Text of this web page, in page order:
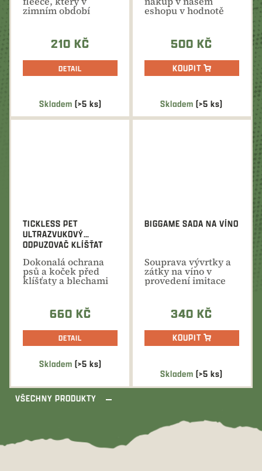
Skladem (>5 ks)
zimním období
210 KČ
DETAIL
Skladem(>5 ks)
eshopu v hodnotě
500 Kč. Ideální
500 KČ
KOUPIT
Průměrné
produktu
je
5
Skladem (>5 ks)
TICKLESS PET
ULTRAZVUKOVÝ
ODPUZOVAČ KLÍŠŤAT
Dokonalá ochrana
psů a koček před
klíšťaty a blechami
660 KČ
DETAIL
Skladem(>5 ks)
BIGGAME SADA NA VÍNO
Souprava vývrtky a
zátky na víno v
provedení imitace
paroží
340 KČ
KOUPIT
VŠECHNY PRODUKTY